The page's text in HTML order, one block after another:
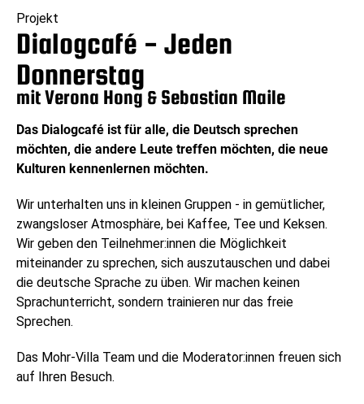
Projekt
Dialogcafé - Jeden
Donnerstag
mit Verona Hong & Sebastian Maile
Das Dialogcafé ist für alle, die Deutsch sprechen
möchten, die andere Leute treffen möchten, die neue
Kulturen kennenlernen möchten.
Wir unterhalten uns in kleinen Gruppen - in gemütlicher,
zwangsloser Atmosphäre, bei Kaffee, Tee und Keksen.
Wir geben den Teilnehmer:innen die Möglichkeit
miteinander zu sprechen, sich auszutauschen und dabei
die deutsche Sprache zu üben. Wir machen keinen
Sprachunterricht, sondern trainieren nur das freie
Sprechen.
Das Mohr-Villa Team und die Moderator:innen freuen sich
auf Ihren Besuch.